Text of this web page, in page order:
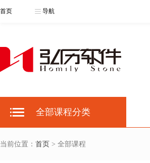
首页 导航
全部课程分类
当前位置： 首页 > 全部课程